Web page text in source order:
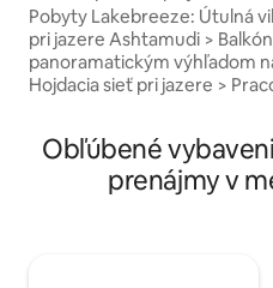
tvare A | Gril | Hojdacia sieť
Pobyty Lakebreeze: Útulná
pri jazere Ashtamudi > Balkón/terasa s
panoramatickým výhľadom
Hojdacia sieť pri jazere >
postele s prémiovou
a toaletnými potrebami (iba
Plne vybavená kuchyňa so
Obľúbené
prenájmy v